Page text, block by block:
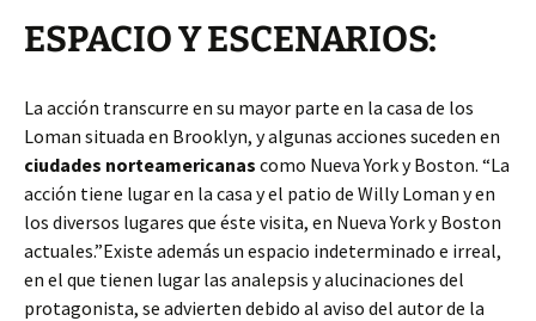
ESPACIO Y ESCENARIOS:
La acción transcurre en su mayor parte en la casa de los
Loman situada en Brooklyn, y algunas acciones suceden en
ciudades norteamericanas como Nueva York y Boston. “La
acción tiene lugar en la casa y el patio de Willy Loman y en
los diversos lugares que éste visita, en Nueva York y Boston
actuales.”Existe además un espacio indeterminado e irreal,
en el que tienen lugar las analepsis y alucinaciones del
protagonista, se advierten debido al aviso del autor de la